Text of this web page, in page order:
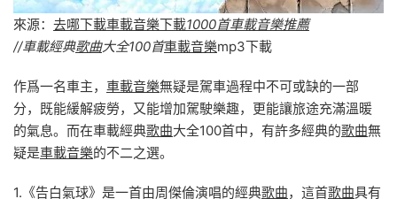
來源： 去哪下載車載音樂下載1000首車載音樂推薦
//車載經典歌曲大全100首車載音樂mp3下載
作爲一名車主， 車載音樂無疑是駕車過程中不可或缺的一部
分，既能緩解疲勞，又能增加駕駛樂趣，更能讓旅途充滿溫暖
的氣息。而在車載經典歌曲大全100首中，有許多經典的歌曲無
疑是車載音樂的不二之選。
1.《告白氣球》是一首由周傑倫演唱的經典歌曲，這首歌曲具有